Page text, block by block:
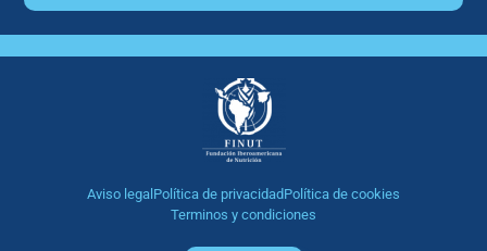
Aviso legal Política de privacidadPolítica de cookies
Terminos y condiciones